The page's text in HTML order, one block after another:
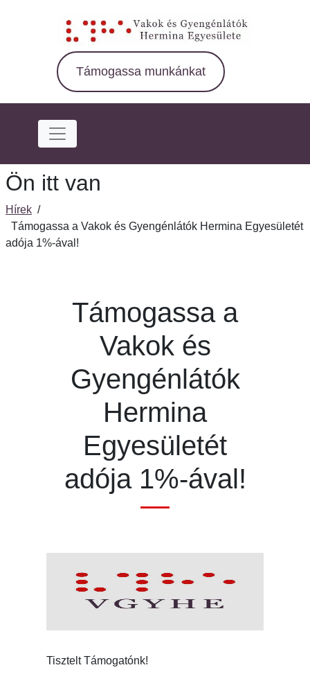
Támogassa munkánkat
Ön itt van
Hírek /
Támogassa a Vakok és Gyengénlátók Hermina Egyesületét
adója 1%-ával!
Támogassa a
Vakok és
Gyengénlátók
Hermina
Egyesületét
adója 1%-ával!
Tisztelt Támogatónk!